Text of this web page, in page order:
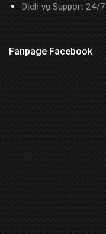
Dịch vụ Support 24/7
Fanpage Facebook